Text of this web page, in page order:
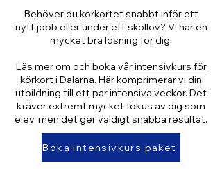
Behöver du körkortet snabbt inför ett
nytt jobb eller under ett skollov? Vi har en
mycket bra lösning för dig.
Läs mer om och boka vårintensivkurs för
körkort i Dalarna. Här komprimerar vi din
utbildning till ett par intensiva veckor. Det
kräver extremt mycket fokus av dig som
elev, men det ger väldigt snabba resultat.
Boka intensivkurs paket